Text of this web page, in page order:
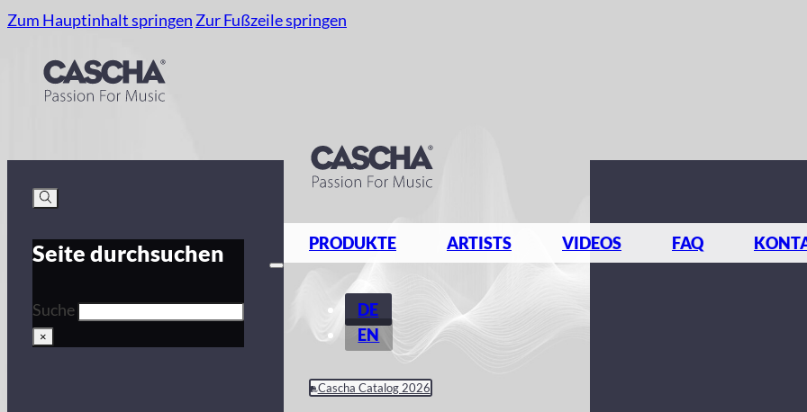
Zum Hauptinhalt springen Zur Fußzeile springen
Seite durchsuchen
Suche
×
PRODUKTE ARTISTS VIDEOS FAQ
DE
EN
Cascha Catalog 2026